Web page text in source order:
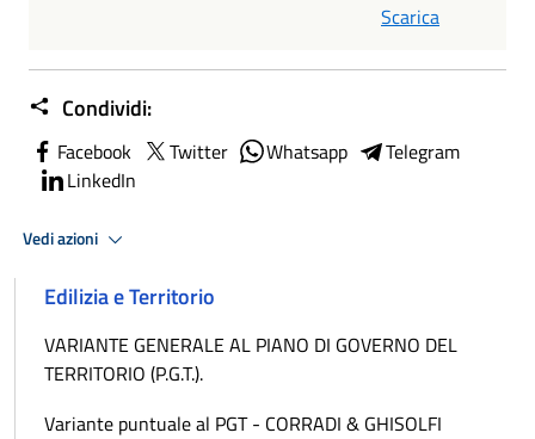
Scarica
Condividi:
Facebook Twitter Whatsapp
Telegram
LinkedIn
Vedi azioni
Edilizia e Territorio
VARIANTE GENERALE AL PIANO DI GOVERNO DEL
TERRITORIO (P.G.T.).
Variante puntuale al PGT - CORRADI & GHISOLFI